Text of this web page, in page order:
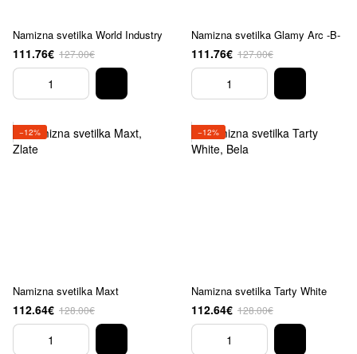
Namizna svetilka World Industry
111.76€ 127.00€
Namizna svetilka Glamy Arc -B-
111.76€ 127.00€
−12%
Namizna svetilka Maxt
112.64€ 128.00€
−12%
Namizna svetilka Tarty White
112.64€ 128.00€